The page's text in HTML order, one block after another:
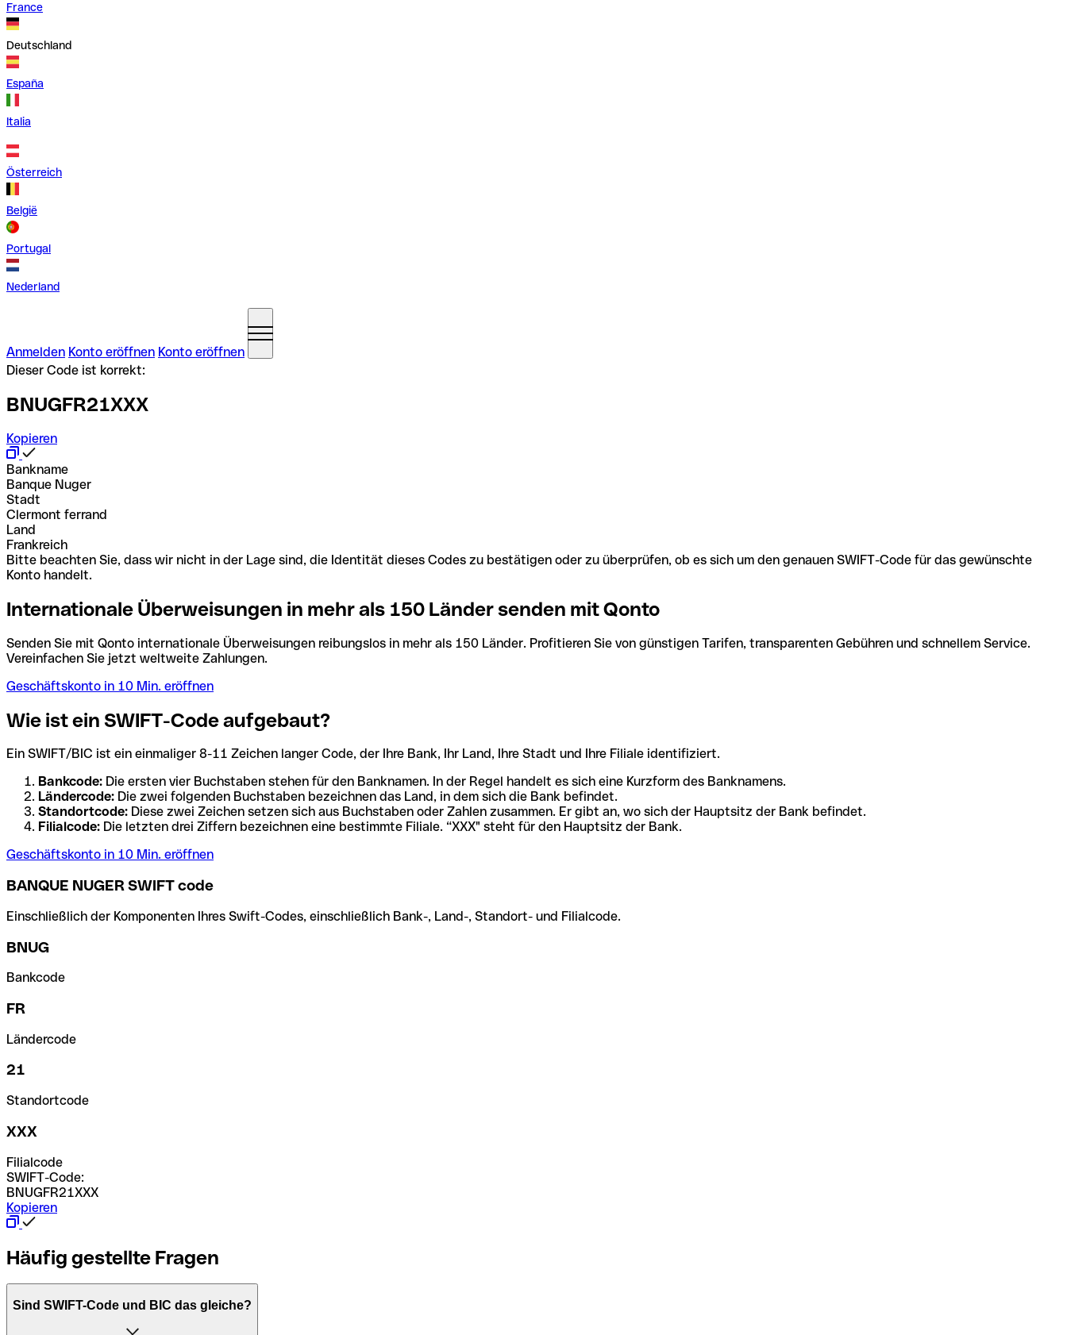
France
Deutschland
España
Italia
Österreich
België
Portugal
Nederland
Anmelden Konto eröffnen Konto eröffnen
Dieser Code ist korrekt:
BNUGFR21XXX
Kopieren
Bankname
Banque Nuger
Stadt
Clermont ferrand
Land
Frankreich
Bitte beachten Sie, dass wir nicht in der Lage sind, die Identität dieses Codes zu bestätigen oder zu überprüfen, ob es sich um den genauen SWIFT-Code für das gewünschte
Konto handelt.
Internationale Überweisungen in mehr als 150 Länder senden mit Qonto
Senden Sie mit Qonto internationale Überweisungen reibungslos in mehr als 150 Länder. Profitieren Sie von günstigen Tarifen, transparenten Gebühren und schnellem Service.
Vereinfachen Sie jetzt weltweite Zahlungen.
Geschäftskonto in 10 Min. eröffnen
Wie ist ein SWIFT-Code aufgebaut?
Ein SWIFT/BIC ist ein einmaliger 8-11 Zeichen langer Code, der Ihre Bank, Ihr Land, Ihre Stadt und Ihre Filiale identifiziert.
Bankcode: Die ersten vier Buchstaben stehen für den Banknamen. In der Regel handelt es sich eine Kurzform des Banknamens.
Ländercode: Die zwei folgenden Buchstaben bezeichnen das Land, in dem sich die Bank befindet.
Standortcode: Diese zwei Zeichen setzen sich aus Buchstaben oder Zahlen zusammen. Er gibt an, wo sich der Hauptsitz der Bank befindet.
Filialcode: Die letzten drei Ziffern bezeichnen eine bestimmte Filiale. “XXX" steht für den Hauptsitz der Bank.
Geschäftskonto in 10 Min. eröffnen
BANQUE NUGER SWIFT code
Einschließlich der Komponenten Ihres Swift-Codes, einschließlich Bank-, Land-, Standort- und Filialcode.
BNUG
Bankcode
FR
Ländercode
21
Standortcode
XXX
Filialcode
SWIFT-Code:
BNUGFR21XXX
Kopieren
Häufig gestellte Fragen
Sind SWIFT-Code und BIC das gleiche?